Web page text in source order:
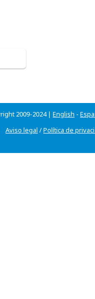
2009-2024 | English -
Aviso legal /Política de